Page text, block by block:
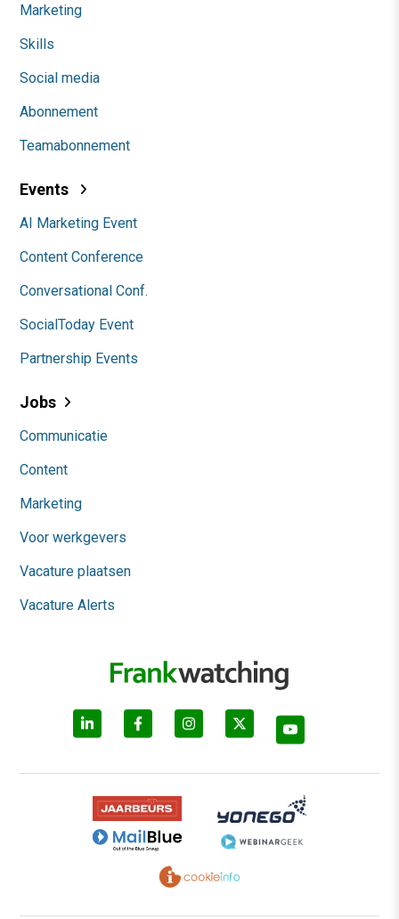
Marketing
Skills
Social media
Abonnement
Teamabonnement
Events
AI Marketing Event
Content Conference
Conversational Conf.
SocialToday Event
Partnership Events
Jobs
Communicatie
Content
Marketing
Voor werkgevers
Vacature plaatsen
Vacature Alerts